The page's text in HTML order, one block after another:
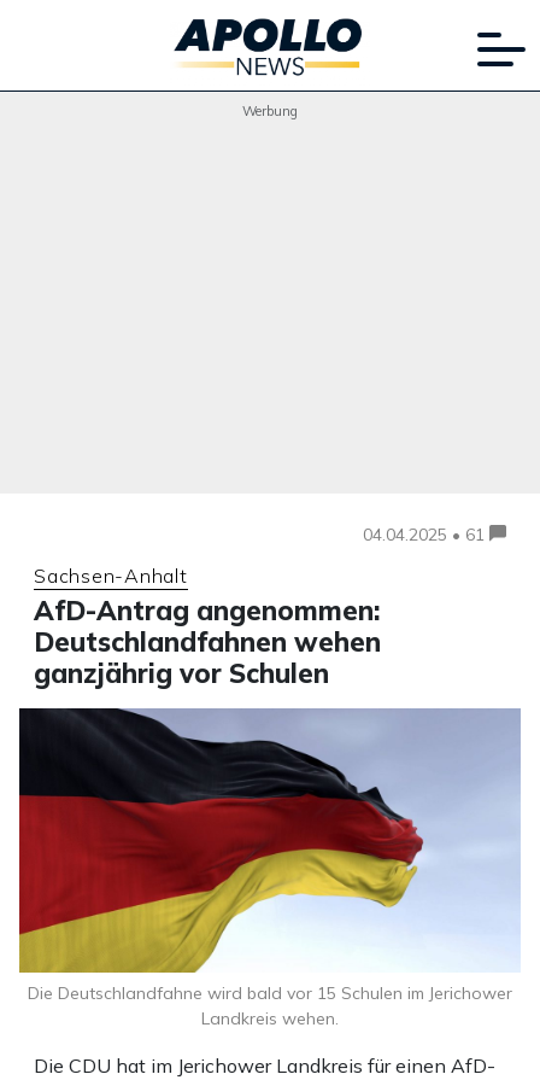
Werbung
04.04.2025 • 61
Sachsen-Anhalt
AfD-Antrag angenommen:
Deutschlandfahnen wehen
ganzjährig vor Schulen
Die CDU hat im Jerichower Landkreis für einen AfD-
Die Deutschlandfahne wird bald vor 15 Schulen im Jerichower
Landkreis wehen.